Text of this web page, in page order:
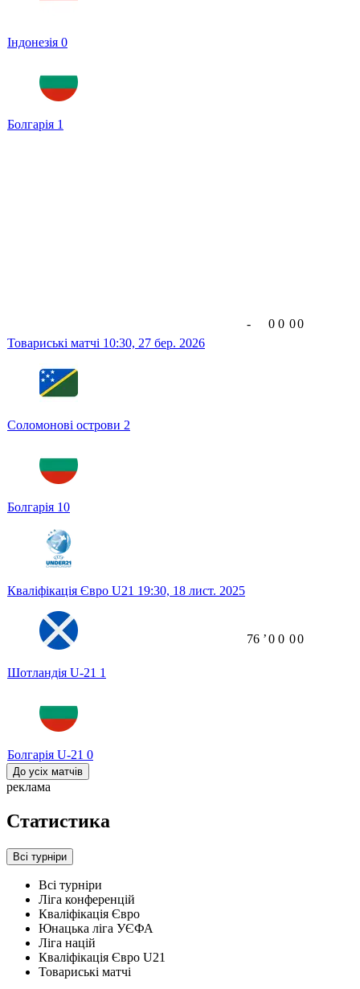
Індонезія 0
Болгарія 1
Товариські матчі 10:30, 27 бер. 2026
Соломонові острови 2
Болгарія 10
- 0 0 00
Кваліфікація Євро U21 19:30, 18 лист. 2025
Шотландія U-21 1
Болгарія U-21 0
76 ʼ0 0 00
До усіх матчів
реклама
Статистика
Всі турніри
Всі турніри
Ліга конференцій
Кваліфікація Євро
Юнацька ліга УЄФА
Ліга націй
Кваліфікація Євро U21
Товариські матчі